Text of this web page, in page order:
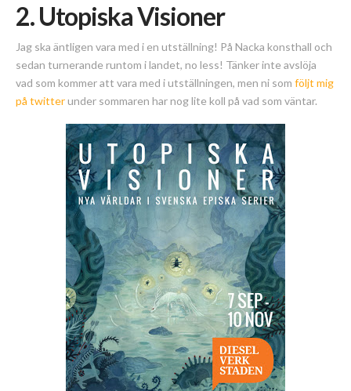
2. Utopiska Visioner
Jag ska äntligen vara med i en utställning! På Nacka konsthall och
sedan turnerande runtom i landet, no less! Tänker inte avslöja
vad som kommer att vara med i utställningen, men ni som följt mig
på twitterunder sommaren har nog lite koll på vad som väntar.